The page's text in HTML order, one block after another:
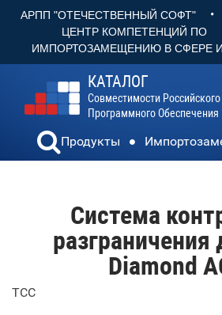
АРПП "ОТЕЧЕСТВЕННЫЙ СОФТ" •
ЦЕНТР КОМПЕТЕНЦИЙ ПО
ИМПОРТОЗАМЕЩЕНИЮ В СФЕРЕ
КАТАЛОГ
Совместимости Российского
Программного Обеспечения
Продукты
Система
разграничения
Diamond
ТСС